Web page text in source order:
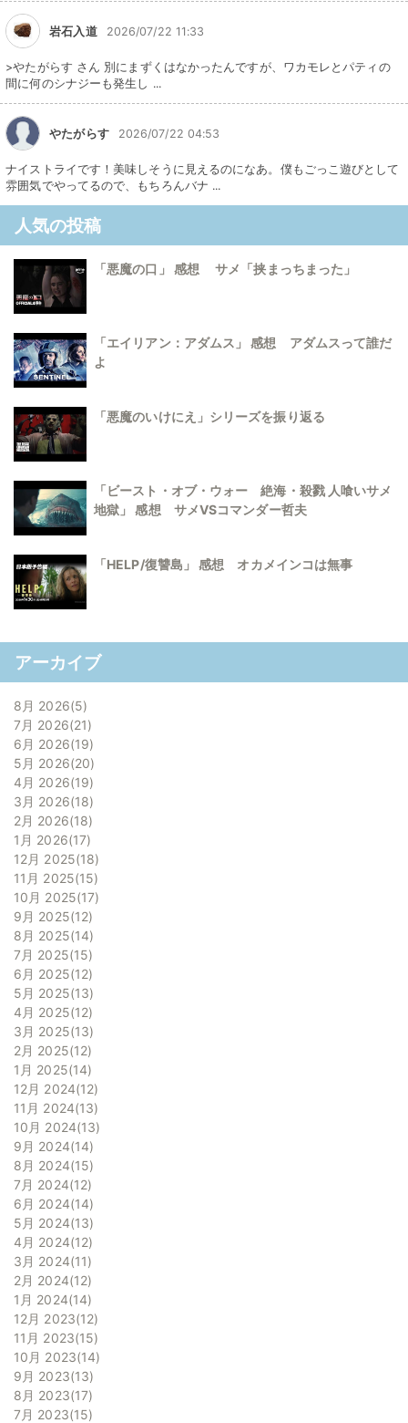
岩石入道 2026/07/22 11:33
>やたがらす さん 別にまずくはなかったんですが、ワカモレとパティの
間に何のシナジーも発生し ...
やたがらす 2026/07/22 04:53
ナイストライです！美味しそうに見えるのになあ。僕もごっこ遊びとして
雰囲気でやってるので、もちろんバナ ...
人気の投稿
「悪魔の口」 感想 サメ「挟まっちまった」
「エイリアン：アダムス」 感想 アダムスって誰だ
よ
「悪魔のいけにえ」シリーズを振り返る
「ビースト・オブ・ウォー 絶海・殺戮 人喰いサメ
地獄」 感想 サメVSコマンダー哲夫
「HELP/復讐島」 感想 オカメインコは無事
アーカイブ
8月 2026 5
7月 2026 21
6月 2026 19
5月 2026 20
4月 2026 19
3月 2026 18
2月 2026 18
1月 2026 17
12月 2025 18
11月 2025 15
10月 2025 17
9月 2025 12
8月 2025 14
7月 2025 15
6月 2025 12
5月 2025 13
4月 2025 12
3月 2025 13
2月 2025 12
1月 2025 14
12月 2024 12
11月 2024 13
10月 2024 13
9月 2024 14
8月 2024 15
7月 2024 12
6月 2024 14
5月 2024 13
4月 2024 12
3月 2024 11
2月 2024 12
1月 2024 14
12月 2023 12
11月 2023 15
10月 2023 14
9月 2023 13
8月 2023 17
7月 2023 15